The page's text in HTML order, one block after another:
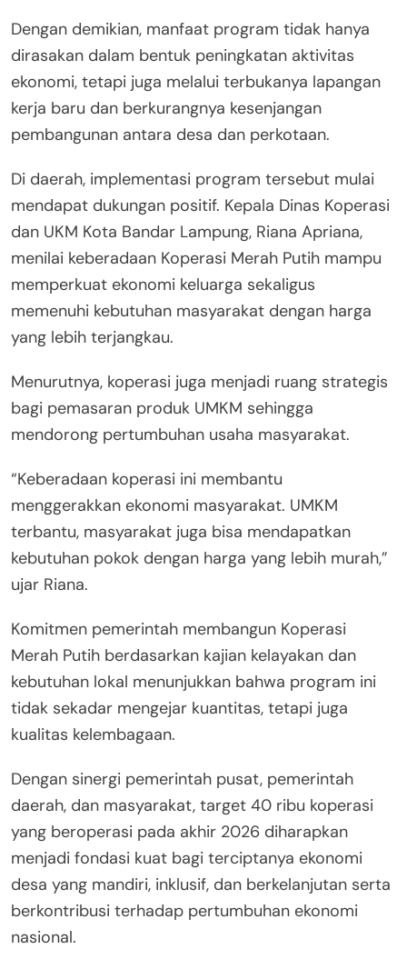
Dengan demikian, manfaat program tidak hanya
dirasakan dalam bentuk peningkatan aktivitas
ekonomi, tetapi juga melalui terbukanya lapangan
kerja baru dan berkurangnya kesenjangan
pembangunan antara desa dan perkotaan.
Di daerah, implementasi program tersebut mulai
mendapat dukungan positif. Kepala Dinas Koperasi
dan UKM Kota Bandar Lampung, Riana Apriana,
menilai keberadaan Koperasi Merah Putih mampu
memperkuat ekonomi keluarga sekaligus
memenuhi kebutuhan masyarakat dengan harga
yang lebih terjangkau.
Menurutnya, koperasi juga menjadi ruang strategis
bagi pemasaran produk UMKM sehingga
mendorong pertumbuhan usaha masyarakat.
“Keberadaan koperasi ini membantu
menggerakkan ekonomi masyarakat. UMKM
terbantu, masyarakat juga bisa mendapatkan
kebutuhan pokok dengan harga yang lebih murah,”
ujar Riana.
Komitmen pemerintah membangun Koperasi
Merah Putih berdasarkan kajian kelayakan dan
kebutuhan lokal menunjukkan bahwa program ini
tidak sekadar mengejar kuantitas, tetapi juga
kualitas kelembagaan.
Dengan sinergi pemerintah pusat, pemerintah
daerah, dan masyarakat, target 40 ribu koperasi
yang beroperasi pada akhir 2026 diharapkan
menjadi fondasi kuat bagi terciptanya ekonomi
desa yang mandiri, inklusif, dan berkelanjutan serta
berkontribusi terhadap pertumbuhan ekonomi
nasional.